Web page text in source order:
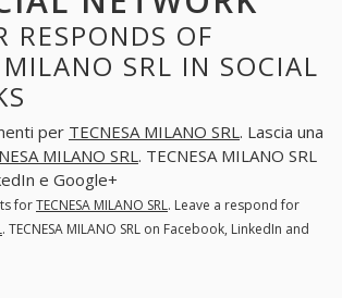
RESPONDS OF
SRL IN SOCIAL
per TECNESA MILANO SRL. Lascia una
MILANO SRL. TECNESA MILANO SRL
e Google+
forTECNESA MILANO SRL. Leave a respond for
. TECNESA MILANO SRL on Facebook, LinkedIn and